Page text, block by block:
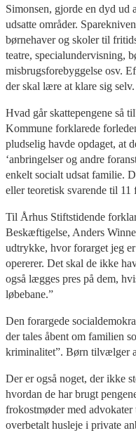
Simonsen, gjorde en dyd
udsatte områder.
børnehaver og skoler til
teatre, specialundervisning,
misbrugsforebyggelse osv.
der skal lære at klare sig selv.
Hvad går skattepengene så
Kommune forklarede
pludselig havde opdaget, at
‘anbringelser og andre
enkelt socialt udsat familie.
eller teoretisk svarende til
Til Århus Stiftstidende
Beskæftigelse, Anders
udtrykke, hvor forarget jeg
opererer. Det skal de ikke
også lægges pres på dem,
løbebane.”
Den forargede
der tales åbent om familien
kriminalitet”. Børn tilvælger
Der er også noget, der ikke
hvordan de har brugt
frokostmøder med
overbetalt husleje i private